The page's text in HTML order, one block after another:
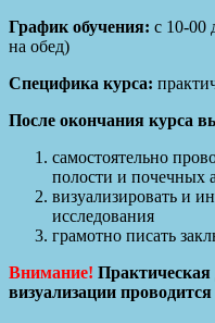
График обучения: с 10-00
на обед)
Специфика курса:
После окончания курса
самостоятельно
полости и почечных
визуализировать и
исследования
грамотно писать
Внимание! Практическая
визуализации